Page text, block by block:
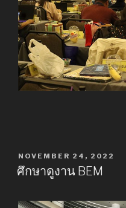
POSTED
ON
NOVEMBER 24, 2022
ศึกษาดูงาน BEM